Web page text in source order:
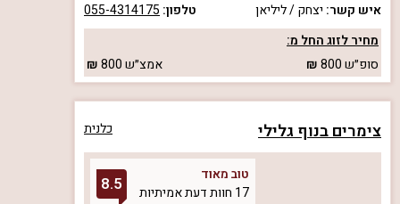
איש קשר: יצחק / ליליאן טלפון: 055-4314175
מחיר לזוג החל מ:
סופ״ש800 אמצ״ש800
צימרים בנוף גלילי כלנית
טוב מאוד
17 חוות דעת אמיתיות
8.5